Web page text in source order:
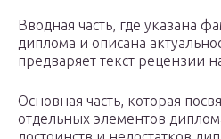
Вводная часть, где указана
диплома и описана
предваряет текст рецензии
Основная часть, которая
отдельных элементов